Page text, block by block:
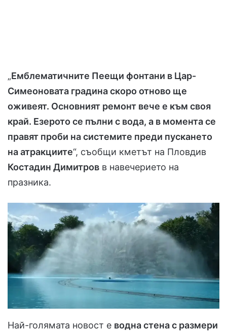
„Емблематичните Пеещи фонтани в Цар-
Симеоновата градина скоро отново ще
оживеят. Основният ремонт вече е към своя
край. Езерото се пълни с вода, а в момента се
правят проби на системите преди пускането
на атракциите“, съобщи кметът на Пловдив
Костадин Димитров в навечерието на
празника.
Най-голямата новост е водна стена с размери